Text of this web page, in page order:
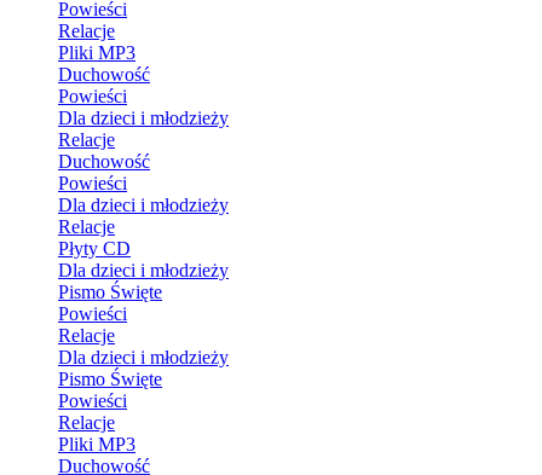
Powieści
Relacje
Pliki MP3
Duchowość
Powieści
Dla dzieci i młodzieży
Relacje
Duchowość
Powieści
Dla dzieci i młodzieży
Relacje
Płyty CD
Dla dzieci i młodzieży
Pismo Święte
Powieści
Relacje
Dla dzieci i młodzieży
Pismo Święte
Powieści
Relacje
Pliki MP3
Duchowość